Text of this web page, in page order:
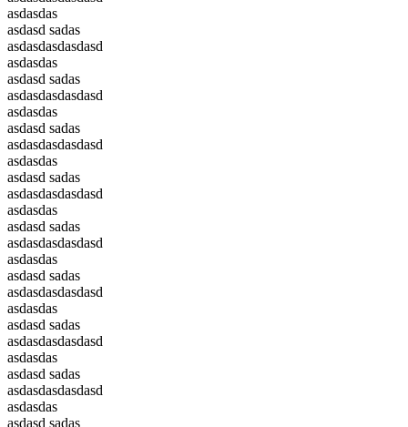
asdasdas
asdasd sadas
asdasdasdasdasd
asdasdas
asdasd sadas
asdasdasdasdasd
asdasdas
asdasd sadas
asdasdasdasdasd
asdasdas
asdasd sadas
asdasdasdasdasd
asdasdas
asdasd sadas
asdasdasdasdasd
asdasdas
asdasd sadas
asdasdasdasdasd
asdasdas
asdasd sadas
asdasdasdasdasd
asdasdas
asdasd sadas
asdasdasdasdasd
asdasdas
asdasd sadas